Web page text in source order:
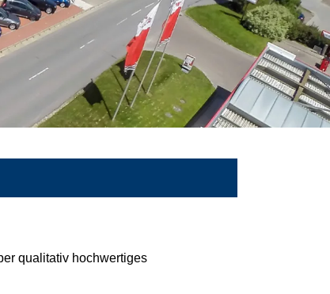
qualitativ hochwertiges